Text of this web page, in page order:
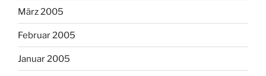
März 2005
Februar 2005
Januar 2005